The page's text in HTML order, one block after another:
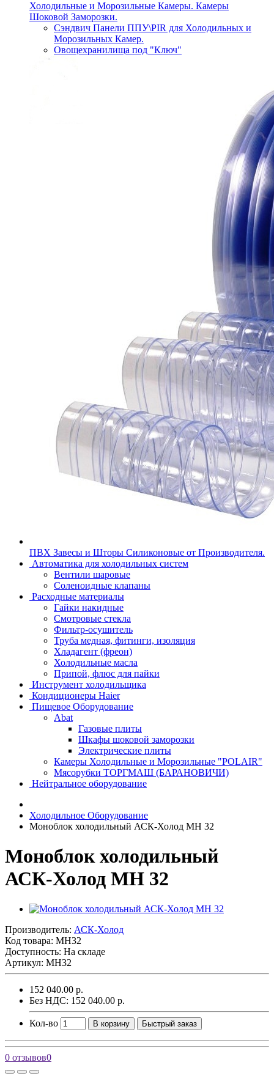
Холодильные и Морозильные Камеры. Камеры
Шоковой Заморозки.
Сэндвич Панели ППУ\PIR для Холодильных и
Морозильных Камер.
Овощехранилища под "Ключ"
ПВХ Завесы и Шторы Силиконовые от Производителя.
Автоматика для холодильных систем
Вентили шаровые
Соленоидные клапаны
Расходные материалы
Гайки накидные
Смотровые стекла
Фильтр-осушитель
Труба медная, фитинги, изоляция
Хладагент (фреон)
Холодильные масла
Припой, флюс для пайки
Инструмент холодильщика
Кондиционеры Haier
Пищевое Оборудование
Abat
Газовые плиты
Шкафы шоковой заморозки
Электрические плиты
Камеры Холодильные и Морозильные "POLAIR"
Мясорубки ТОРГМАШ (БАРАНОВИЧИ)
Нейтральное оборудование
Холодильное Оборудование
Моноблок холодильный АСК-Холод MH 32
Моноблок холодильный
АСК-Холод MH 32
Производитель: АСК-Холод
Код товара: MH32
Доступность: На складе
Артикул: MH32
152 040.00 р.
Без НДС: 152 040.00 р.
Кол-во В корзину Быстрый заказ
0 отзывов0